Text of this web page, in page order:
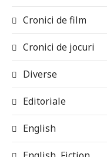
Cronici de film
Cronici de jocuri
Diverse
Editoriale
English